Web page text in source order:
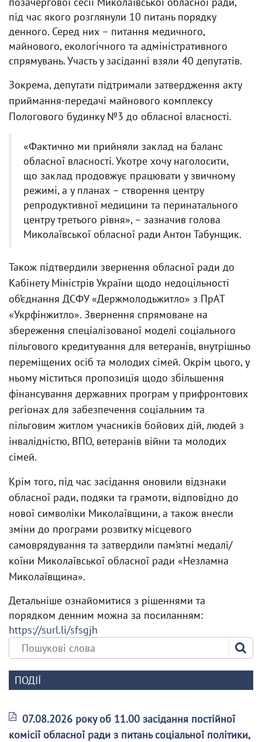
під час якого розглянули 10 питань порядку
денного. Серед них – питання медичного,
майнового, екологічного та адміністративного
спрямувань. Участь у засіданні взяли 40 депутатів.
Зокрема, депутати підтримали затвердження акту
приймання-передачі майнового комплексу
Пологового будинку №3 до обласної власності.
«Фактично ми прийняли заклад на баланс
обласної власності. Укотре хочу наголосити,
що заклад продовжує працювати у звичному
режимі, а у планах – створення центру
репродуктивної медицини та перинатального
центру третього рівня», – зазначив голова
Миколаївської обласної ради Антон Табунщик.
Також підтвердили звернення обласної ради до
Кабінету Міністрів України щодо недоцільності
об’єднання ДСФУ «Держмолодьжитло» з ПрАТ
«Укрфінжитло». Звернення спрямоване на
збереження спеціалізованої моделі соціального
пільгового кредитування для ветеранів, внутрішньо
переміщених осіб та молодих сімей. Окрім цього, у
ньому міститься пропозиція щодо збільшення
фінансування державних програм у прифронтових
регіонах для забезпечення соціальним та
пільговим житлом учасників бойових дій, людей з
інвалідністю, ВПО, ветеранів війни та молодих
сімей.
Крім того, під час засідання оновили відзнаки
обласної ради, подяки та грамоти, відповідно до
нової символіки Миколаївщини, а також внесли
зміни до програми розвитку місцевого
самоврядування та затвердили пам’ятні медалі/
коїни Миколаївської обласної ради «Незламна
Миколаївщина».
Детальніше ознайомитися з рішеннями та
порядком денним можна за посиланням:
https://surl.li/sfsgjh
ПОДІЇ
07.08.2026 року об 11.00 засідання постійної
комісії обласної ради з питань соціальної політики,